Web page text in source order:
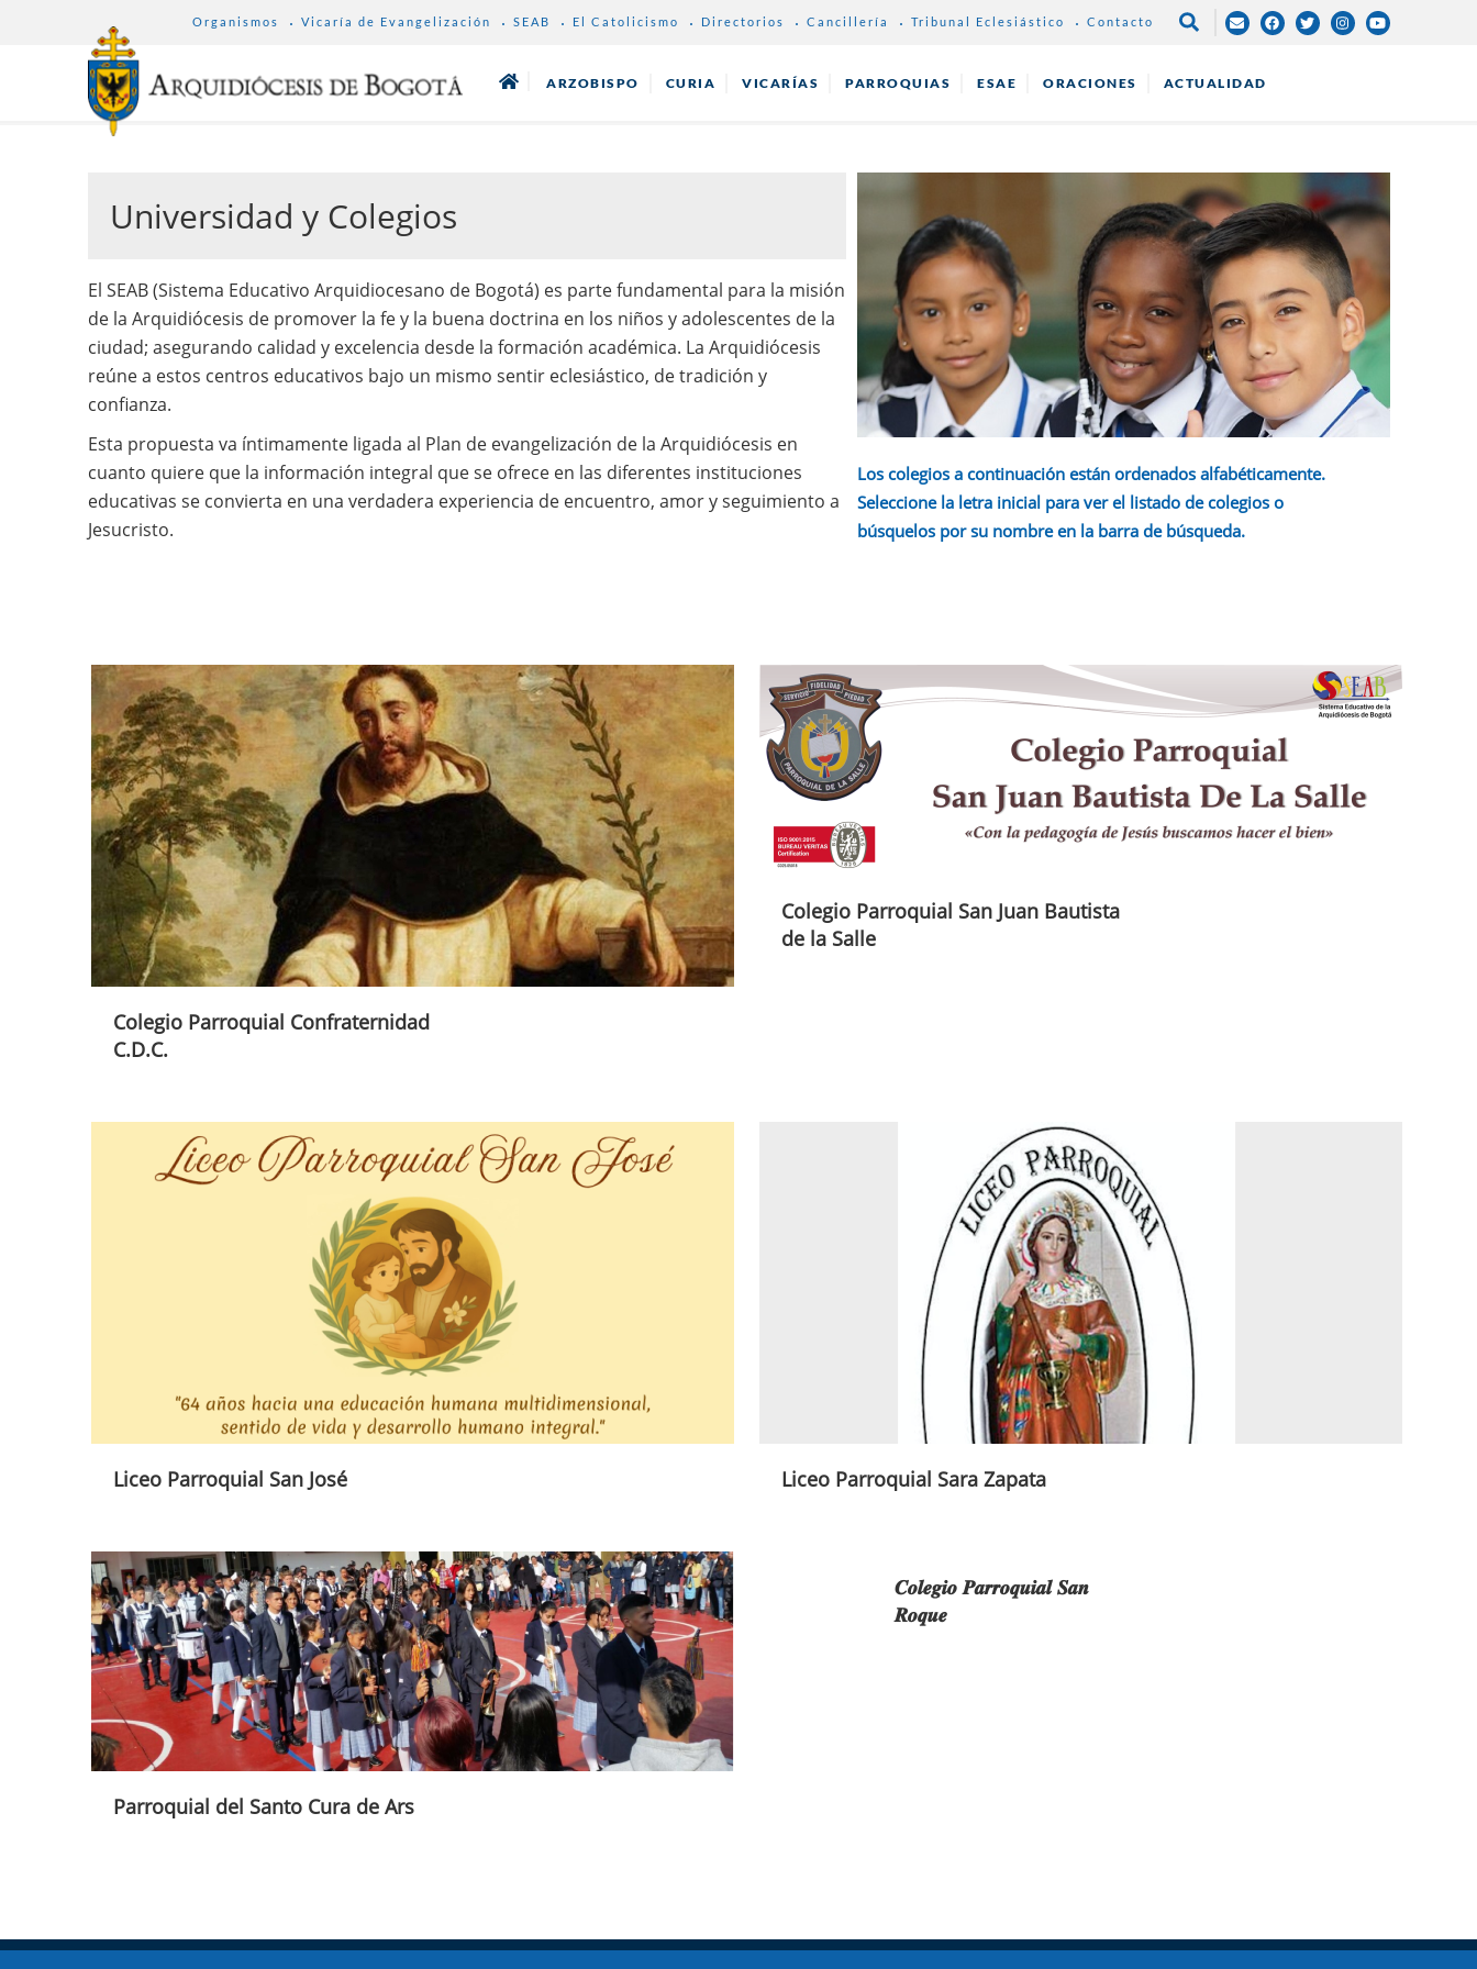
MENU
Organismos Vicaría de Evangelización SEAB El Catolicismo Directorios Cancillería Tribunal Eclesiástico Contacto
ARZOBISPO CURIA VICARÍAS PARROQUIAS ESAE ORACIONES ACTUALIDAD
Universidad y Colegios
El SEAB (Sistema Educativo Arquidiocesano de Bogotá) es parte fundamental para la misión
de la Arquidiócesis de promover la fe y la buena doctrina en los niños y adolescentes de la
ciudad; asegurando calidad y excelencia desde la formación académica. La Arquidiócesis
reúne a estos centros educativos bajo un mismo sentir eclesiástico, de tradición y
confianza.
Esta propuesta va íntimamente ligada al Plan de evangelización de la Arquidiócesis en
cuanto quiere que la información integral que se ofrece en las diferentes instituciones
educativas se convierta en una verdadera experiencia de encuentro, amor y seguimiento a
Jesucristo.
Los colegios a continuación están ordenados alfabéticamente.
Seleccione la letra inicial para ver el listado de colegios o
búsquelos por su nombre en la barra de búsqueda.
Colegio Parroquial Confraternidad
C.D.C.
Colegio Parroquial San Juan Bautista
de la Salle
Liceo Parroquial San José Liceo Parroquial Sara Zapata
Parroquial del Santo Cura de Ars
𝑪𝒐𝒍𝒆𝒈𝒊𝒐 𝑷𝒂𝒓𝒓𝒐𝒒𝒖𝒊𝒂𝒍 𝑺𝒂𝒏
𝑹𝒐𝒒𝒖𝒆